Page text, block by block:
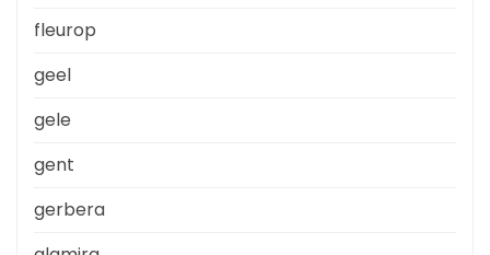
fleurop
geel
gele
gent
gerbera